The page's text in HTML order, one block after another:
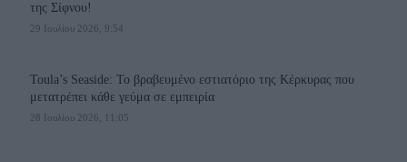
της Σίφνου!
29 Ιουλίου 2026, 9:54
Toula’s Seaside: Το βραβευμένο εστιατόριο της Κέρκυρας που
μετατρέπει κάθε γεύμα σε εμπειρία
28 Ιουλίου 2026, 11:05